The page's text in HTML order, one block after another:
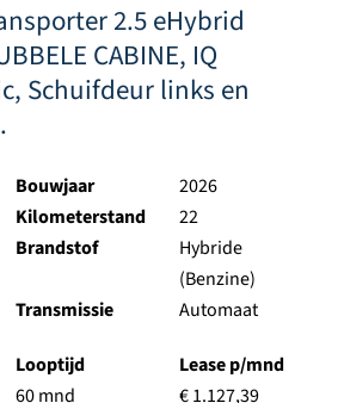
2.5 eHybrid
CABINE, IQ
Schuifdeur links en
Bouwjaar
2026
Kilometerstand
22
Brandstof
Hybride
(Benzine)
Transmissie
Automaat
Looptijd
60 mnd
Lease p/mnd
€ 1.127,39